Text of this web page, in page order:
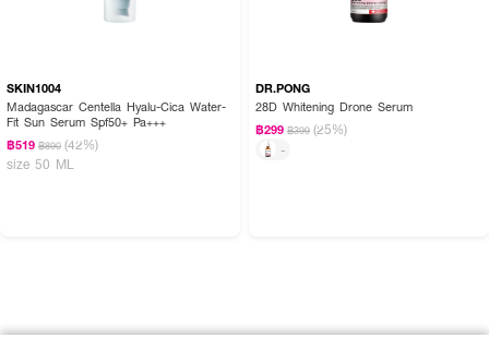
SKIN1004
Madagascar Centella Hyalu-Cica Water-
Fit Sun Serum Spf50+ Pa+++
฿519 ฿890 (42%)
size 50 ML
DR.PONG
28D Whitening Drone Serum
฿299 ฿399 (25%)
-